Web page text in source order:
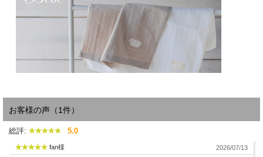
お客様の声（1件）
総評: 5.0
fan様 2026/07/13